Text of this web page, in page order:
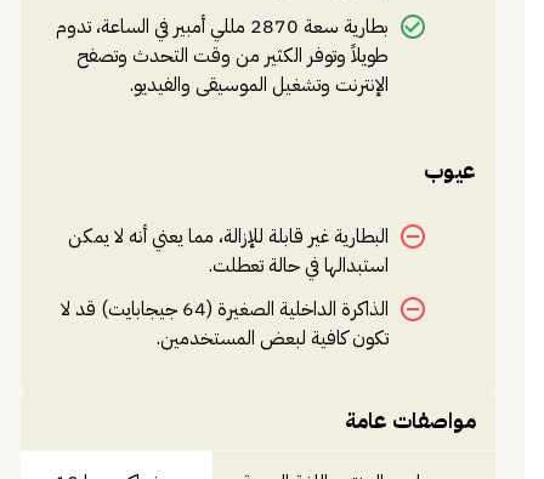
ومع بطارية سعة 2870 مللي أمبير في الساعة، يدوم الهاتف
طويلاً ويوفر لك الكثير من وقت التحدث وتصفح الإنترنت
لك الوصول إلى العديد من التطبيقات والخدمات المختلفة على
بطارية سعة 2870 مللي أمبير في الساعة، تدوم
طويلاً وتوفر الكثير من وقت التحدث وتصفح
الإنترنت وتشغيل الموسيقى والفيديو.
عيوب
البطارية غير قابلة للإزالة، مما يعني أنه لا يمكن
استبدالها في حالة تعطلت.
الذاكرة الداخلية الصغيرة (64 جيجابايت) قد لا
تكون كافية لبعض المستخدمين.
مواصفات عامة